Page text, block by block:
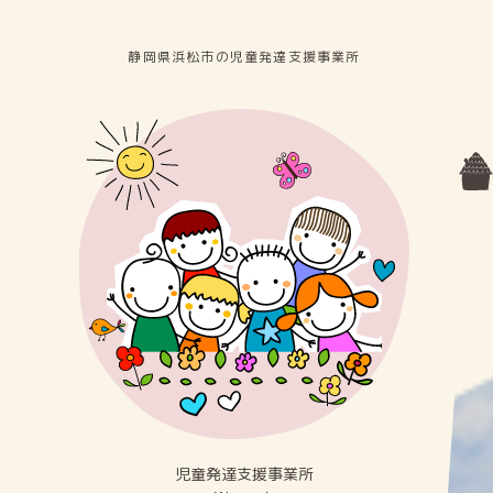
静岡県浜松市の児童発達⽀援事業所
児童発達⽀援事業所